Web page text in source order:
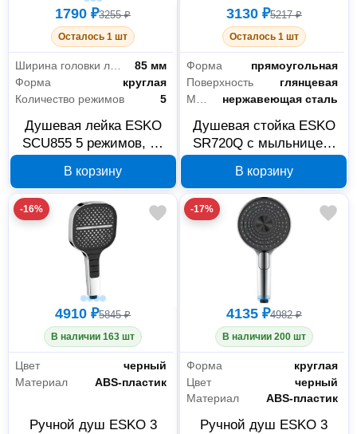
1790 ₽3255 ₽
Осталось 1 шт
85 мм
Форма
круглая
Количество режимов
5
Душевая лейка ESKO
SCU855 5 режимов, 85
В корзину
3130 ₽5217 ₽
Осталось 1 шт
Форма
прямоугольная
Поверхность
глянцевая
нержавеющая сталь
Душевая стойка ESKO
SR720Q с мыльницей,
В корзину
-16%
4910 ₽5845 ₽
В наличии 163 шт
Цвет
черный
Материал
ABS-пластик
Ручной душ ESKO 3
-17%
4135 ₽4982 ₽
В наличии 200 шт
Форма
круглая
Цвет
черный
Материал
ABS-пластик
Ручной душ ESKO 3